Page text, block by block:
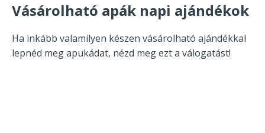
Vásárolható apák napi ajándékok
Ha inkább valamilyen készen vásárolható ajándékkal
lepnéd meg apukádat, nézd meg ezt a válogatást!